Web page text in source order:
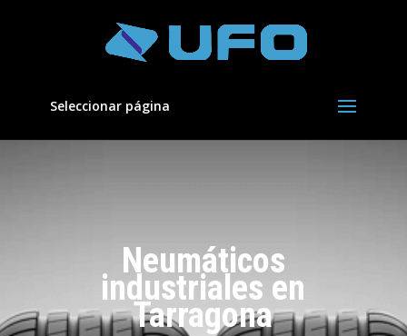
Seleccionar página
Neumáticos
industriales en
Tarragona